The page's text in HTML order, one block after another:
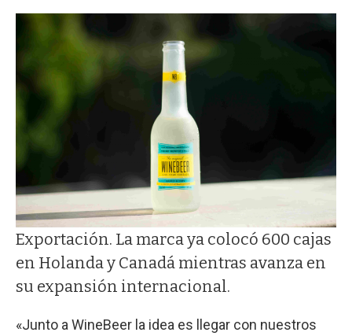
Exportación. La marca ya colocó 600 cajas
en Holanda y Canadá mientras avanza en
su expansión internacional.
«Junto a WineBeer la idea es llegar con nuestros